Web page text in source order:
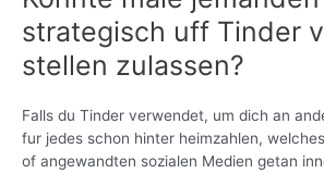
strategisch uff Tinder
stellen zulassen?
Falls du Tinder verwendet, um dich an
fur jedes schon hinter heimzahlen,
of angewandten sozialen Medien getan